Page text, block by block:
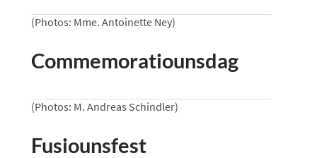
(Photos: Mme. Antoinette Ney)
Commemoratiounsdag
(Photos: M. Andreas Schindler)
Fusiounsfest